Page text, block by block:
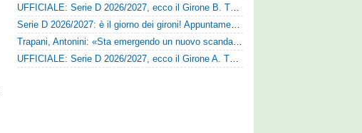
UFFICIALE: Serie D 2026/2027, ecco il Girone B. Tutte le squadre
Serie D 2026/2027: è il giorno dei gironi! Appuntamento fissato
Trapani, Antonini: «Sta emergendo un nuovo scandalo»
UFFICIALE: Serie D 2026/2027, ecco il Girone A. Tutte le squadre